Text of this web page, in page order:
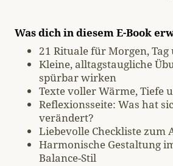
Was dich in diesem E-Book
21 Rituale für Morgen, Tag
Kleine, alltagstaugliche
spürbar wirken
Texte voller Wärme, Tiefe
Reflexionsseite: Was hat
verändert?
Liebevolle Checkliste zum
Harmonische Gestaltung
Balance-Stil